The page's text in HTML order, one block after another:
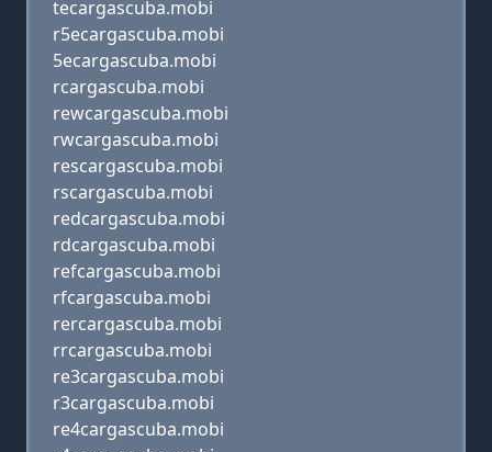
tecargascuba.mobi
r5ecargascuba.mobi
5ecargascuba.mobi
rcargascuba.mobi
rewcargascuba.mobi
rwcargascuba.mobi
rescargascuba.mobi
rscargascuba.mobi
redcargascuba.mobi
rdcargascuba.mobi
refcargascuba.mobi
rfcargascuba.mobi
rercargascuba.mobi
rrcargascuba.mobi
re3cargascuba.mobi
r3cargascuba.mobi
re4cargascuba.mobi